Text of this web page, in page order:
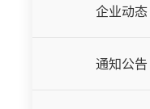
企业动态
通知公告